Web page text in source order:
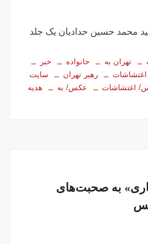
امارات پس از جنگ؟!
آمریکا در خصوص ایران
انقلاب برپا شد
اخیر هستند
سفر نتانیاهو
امروز در مشهد
محمد حسین حدادیان یک جلد
تهران به خانواده
خبر
اغتشاشات رهبر تهران
سایت
اغتشاشات عکس/ به
هدیه
به صحبت‌های